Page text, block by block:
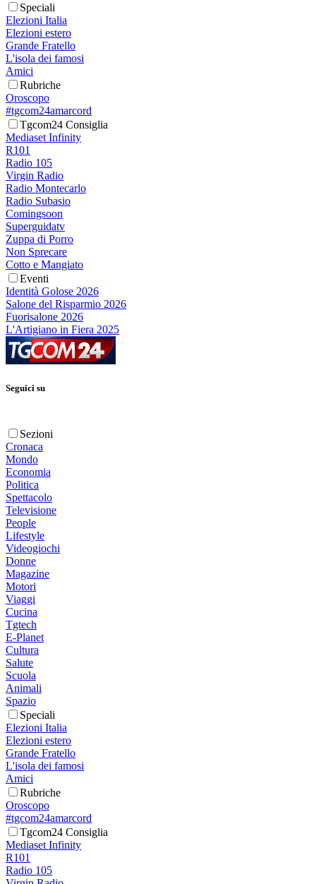
Speciali
Elezioni Italia
Elezioni estero
Grande Fratello
L'isola dei famosi
Amici
Rubriche
Oroscopo
#tgcom24amarcord
Tgcom24 Consiglia
Mediaset Infinity
R101
Radio 105
Virgin Radio
Radio Montecarlo
Radio Subasio
Comingsoon
Superguidatv
Zuppa di Porro
Non Sprecare
Cotto e Mangiato
Eventi
Identità Golose 2026
Salone del Risparmio 2026
Fuorisalone 2026
L'Artigiano in Fiera 2025
Seguici su
Sezioni
Cronaca
Mondo
Economia
Politica
Spettacolo
Televisione
People
Lifestyle
Videogiochi
Donne
Magazine
Motori
Viaggi
Cucina
Tgtech
E-Planet
Cultura
Salute
Scuola
Animali
Spazio
Speciali
Elezioni Italia
Elezioni estero
Grande Fratello
L'isola dei famosi
Amici
Rubriche
Oroscopo
#tgcom24amarcord
Tgcom24 Consiglia
Mediaset Infinity
R101
Radio 105